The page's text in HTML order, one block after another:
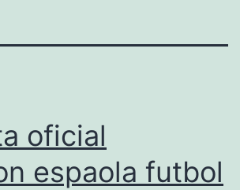
oficial
espaola futbol